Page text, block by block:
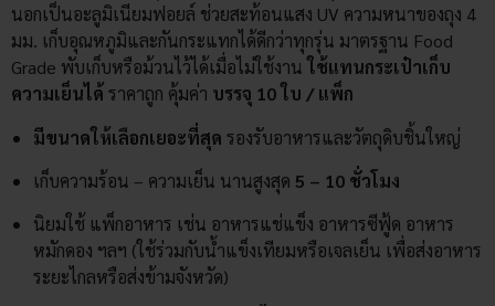
นอกเป็นอะลูมิเนียมฟอยล์ ช่วยสะท้อนแสง UV ความหนาของถุง 4
มม. เก็บอุณหภูมิและกันกระแทกได้ดีกว่าทุกรุ่น มาตรฐาน Food
Grade พับเก็บหรือม้วนไว้ได้เมื่อไม่ใช้งาน ใช้แทนกระเป๋าเก็บ
ความเย็นได้ราคาถูก คุ้มค่า บรรจุ 10 ใบ / แพ็ก
มีขนาดให้เลือกเยอะที่สุด รองรับอาหารและวัตถุดิบชิ้นใหญ่
เก็บความร้อน – ความเย็น นานสูงสุด 5 – 10 ชั่วโมง
นิยมใช้ แพ็กอาหาร เช่น อาหารแช่แข็ง อาหารซีฟู้ด อาหาร
หมักดอง ฯลฯ (ใช้ร่วมกับน้ำแข็งเทียมหรือเจลเย็น เพื่อส่งอาหาร
ระยะไกลหรือส่งข้ามจังหวัด)